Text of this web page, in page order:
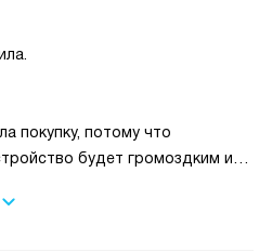
покупку, потому что
будет громоздким и
аккуратный чёрный фасад и